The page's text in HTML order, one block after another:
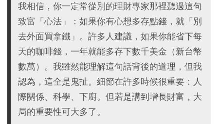
我相信，你一定常從別的理財專家那裡聽過這句
致富「心法」：如果你有心想多存點錢，就「別
去外面買拿鐵」。許多人建議，如果你能省下每
天的咖啡錢，一年就能多存下數千美金（新台幣
數萬）。我雖然能理解這句話背後的道理，但我
認為，這全是鬼扯。細節在許多時候很重要：人
際關係、科學、下廚。但若是講到增長財富，大
局的重要性可大多了。